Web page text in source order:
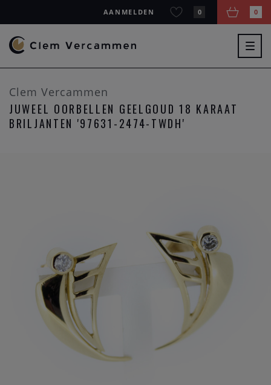
AANMELDEN 0 0
Clem Vercammen
JUWEEL OORBELLEN GEELGOUD 18 KARAAT
BRILJANTEN '97631-2474-TWDH'